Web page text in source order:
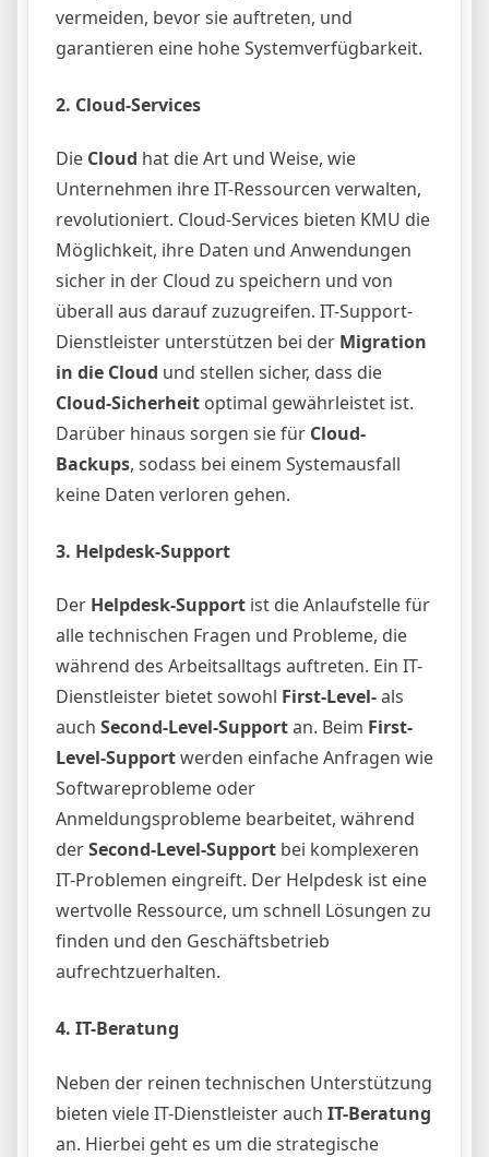
vermeiden, bevor sie auftreten, und
garantieren eine hohe Systemverfügbarkeit.
2. Cloud-Services
Die Cloud hat die Art und Weise, wie
Unternehmen ihre IT-Ressourcen verwalten,
revolutioniert. Cloud-Services bieten KMU die
Möglichkeit, ihre Daten und Anwendungen
sicher in der Cloud zu speichern und von
überall aus darauf zuzugreifen. IT-Support-
Dienstleister unterstützen bei der Migration
in die Cloud und stellen sicher, dass die
Cloud-Sicherheit optimal gewährleistet ist.
Darüber hinaus sorgen sie für Cloud-
Backups, sodass bei einem Systemausfall
keine Daten verloren gehen.
3. Helpdesk-Support
Der Helpdesk-Support ist die Anlaufstelle für
alle technischen Fragen und Probleme, die
während des Arbeitsalltags auftreten. Ein IT-
Dienstleister bietet sowohl First-Level-als
auch Second-Level-Supportan. Beim First-
Level-Supportwerden einfache Anfragen wie
Softwareprobleme oder
Anmeldungsprobleme bearbeitet, während
derSecond-Level-Support bei komplexeren
IT-Problemen eingreift. Der Helpdesk ist eine
wertvolle Ressource, um schnell Lösungen zu
finden und den Geschäftsbetrieb
aufrechtzuerhalten.
4. IT-Beratung
Neben der reinen technischen Unterstützung
bieten viele IT-Dienstleister auch IT-Beratung
an. Hierbei geht es um die strategische